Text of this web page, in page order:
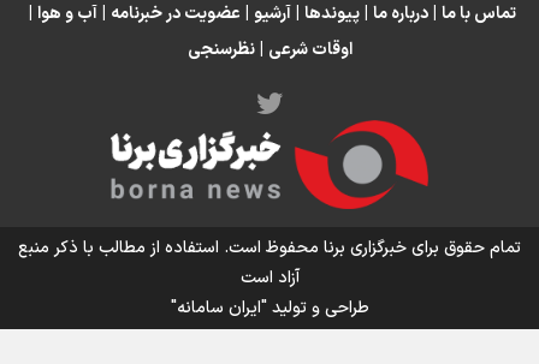
اینفو برنا/ میزان مالیات بر ارزش افزوده چقدر است؟
تماس با ما | درباره ما | پیوندها | آرشیو | عضویت در خبرنامه | آب و هوا |
اوقات شرعی | نظرسنجی
تمام حقوق برای خبرگزاری برنا محفوظ است. استفاده از مطالب با ذکر منبع
آزاد است
طراحی و تولید"ایران سامانه"